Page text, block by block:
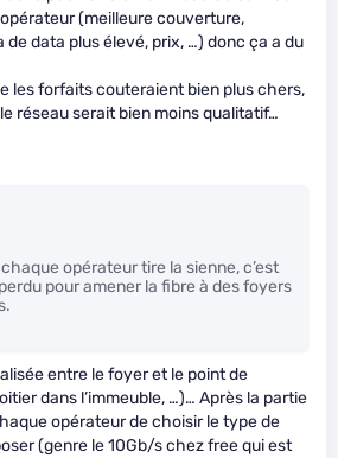
(meilleure couverture,
de data plus élevé, prix, …) donc ça a du
les forfaits couteraient bien plus chers,
réseau serait bien moins qualitatif…
opérateur tire la sienne, c’est
pour amener la fibre à des foyers
entre le foyer et le point de
dans l’immeuble, …)… Après la partie
opérateur de choisir le type de
(genre le 10Gb/s chez free qui est